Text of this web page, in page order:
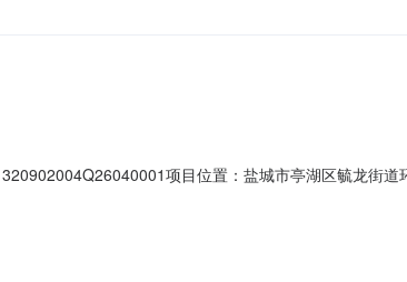
项目位置：盐城市亭湖区毓龙街
湖区毓龙街道环城村项目四至东至：文泽路南至：海